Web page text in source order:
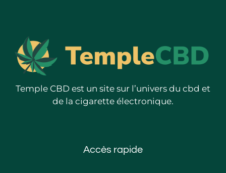
Temple CBD est un site sur l’univers du cbd et
de la cigarette électronique.
Accès rapide